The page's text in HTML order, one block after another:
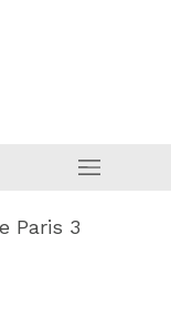
Paris 3